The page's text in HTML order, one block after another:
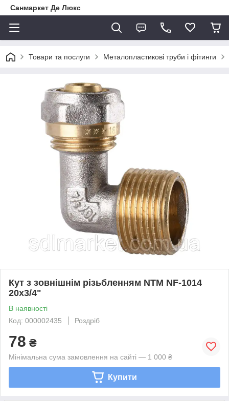
Санмаркет Де Люкс
Товари та послуги Металопластикові труби і фітинги
Кут з зовнішнім різьбленням NTM NF-1014
20x3/4"
В наявності
Код: 000002435
Роздріб
78 ₴
Мінімальна сума замовлення на сайті — 1 000 ₴
Купити